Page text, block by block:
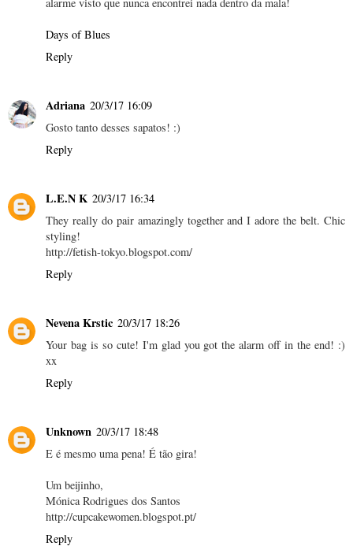
Days of Blues
Reply
Adriana 20/3/17 16:09
Gosto tanto desses sapatos! :)
Reply
L.E.N K 20/3/17 16:34
They really do pair amazingly together and I adore the belt. Chic
styling!
http://fetish-tokyo.blogspot.com/
Reply
Nevena Krstic 20/3/17 18:26
Your bag is so cute! I'm glad you got the alarm off in the end! :)
xx
Reply
Unknown 20/3/17 18:48
E é mesmo uma pena! É tão gira!
Um beijinho,
Mónica Rodrigues dos Santos
http://cupcakewomen.blogspot.pt/
Reply